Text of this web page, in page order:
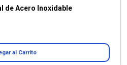
de Acero Inoxidable
al Carrito